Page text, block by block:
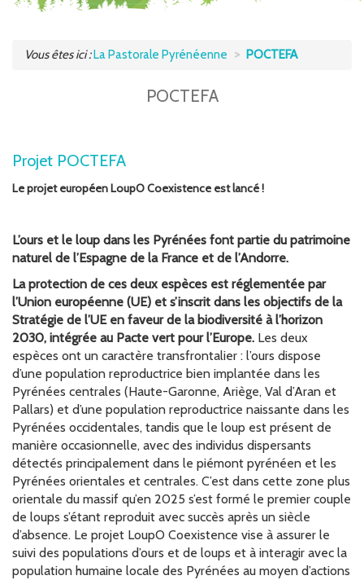
Vous êtes ici :La Pastorale Pyrénéenne POCTEFA
POCTEFA
Projet POCTEFA
Le projet européen LoupO Coexistence est lancé !
L’ours et le loup dans les Pyrénées font partie du patrimoine
naturel de l’Espagne de la France et de l’Andorre.
La protection de ces deux espèces est réglementée par
l’Union européenne (UE) et s’inscrit dans les objectifs de la
Stratégie de l’UE en faveur de la biodiversité à l’horizon
2030, intégrée au Pacte vert pour l’Europe. Les deux
espèces ont un caractère transfrontalier : l’ours dispose
d’une population reproductrice bien implantée dans les
Pyrénées centrales (Haute-Garonne, Ariège, Val d’Aran et
Pallars) et d’une population reproductrice naissante dans les
Pyrénées occidentales, tandis que le loup est présent de
manière occasionnelle, avec des individus dispersants
détectés principalement dans le piémont pyrénéen et les
Pyrénées orientales et centrales. C’est dans cette zone plus
orientale du massif qu’en 2025 s’est formé le premier couple
de loups s’étant reproduit avec succès après un siècle
d’absence. Le projet LoupO Coexistence vise à assurer le
suivi des populations d’ours et de loups et à interagir avec la
population humaine locale des Pyrénées au moyen d’actions